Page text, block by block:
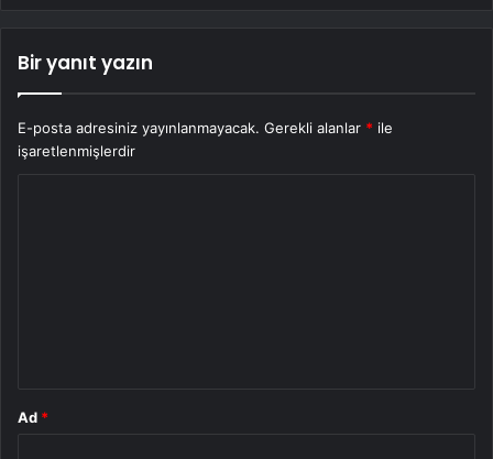
Bir yanıt yazın
E-posta adresiniz yayınlanmayacak. Gerekli alanlar * ile
işaretlenmişlerdir
Ad *